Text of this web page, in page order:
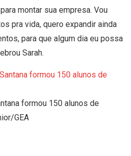
montar sua empresa. Vou
pra vida, quero expandir ainda
para que algum dia eu possa
Sarah.
formou 150 alunos de
GEA